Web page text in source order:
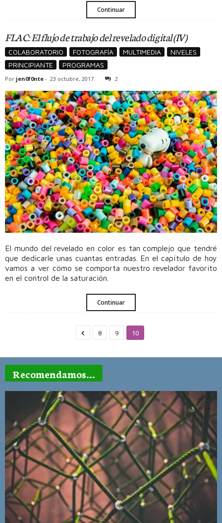
Continuar
FLAC: El flujo de trabajo del revelado digital (IV)
COLABORATORIO FOTOGRAFÍA MULTIMEDIA
NIVELES
PRINCIPIANTE
PROGRAMAS
Por jen0f0nte - 23 octubre, 2017 2
El mundo del revelado en color es tan complejo que tendré
que dedicarle unas cuantas entradas. En el capítulo de hoy
vamos a ver cómo se comporta nuestro revelador favorito
en el control de la saturación.
Continuar
8 9 10
Recomendamos...